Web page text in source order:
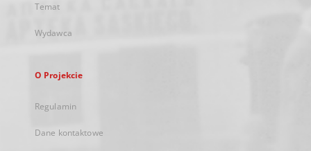
Temat
Wydawca
O Projekcie
Regulamin
Dane kontaktowe